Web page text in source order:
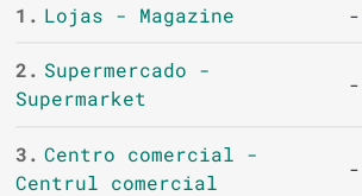
1. Lojas - Magazine -
2. Supermercado -
Supermarket
-
3. Centro comercial -
Centrul comercial
-